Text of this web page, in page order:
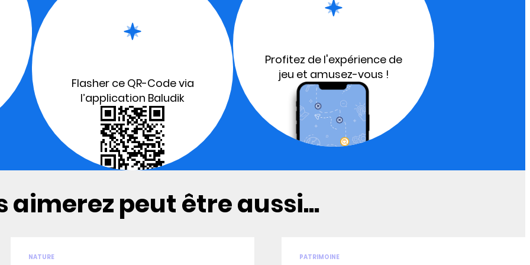
Flasher ce QR-Code via
l’application Baludik
Profitez de l'expérience de
jeu et amusez-vous !
aimerez peut être aussi...
NATURE PATRIMOINE